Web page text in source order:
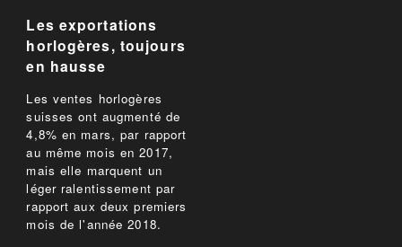
Les exportations
horlogères, toujours
en hausse
Les ventes horlogères
suisses ont augmenté de
4,8% en mars, par rapport
au même mois en 2017,
mais elle marquent un
léger ralentissement par
rapport aux deux premiers
mois de l'année 2018.